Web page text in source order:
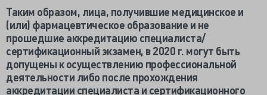
Таким образом, лица, получившие медицинское и
(или) фармацевтическое образование и не
прошедшие аккредитацию специалиста/
сертификационный экзамен, в 2020 г. могут быть
допущены к осуществлению профессиональной
деятельности либо после прохождения
аккредитации специалиста и сертификационного